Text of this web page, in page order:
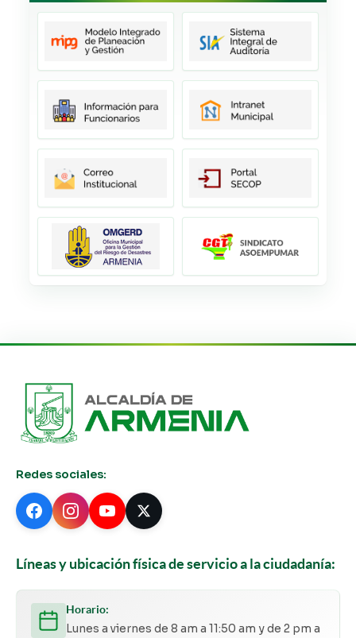
Redes sociales:
Líneas y ubicación física de servicio a la ciudadanía:
Horario:
Lunes a viernes de 8 am a 11:50 am y de 2 pm a